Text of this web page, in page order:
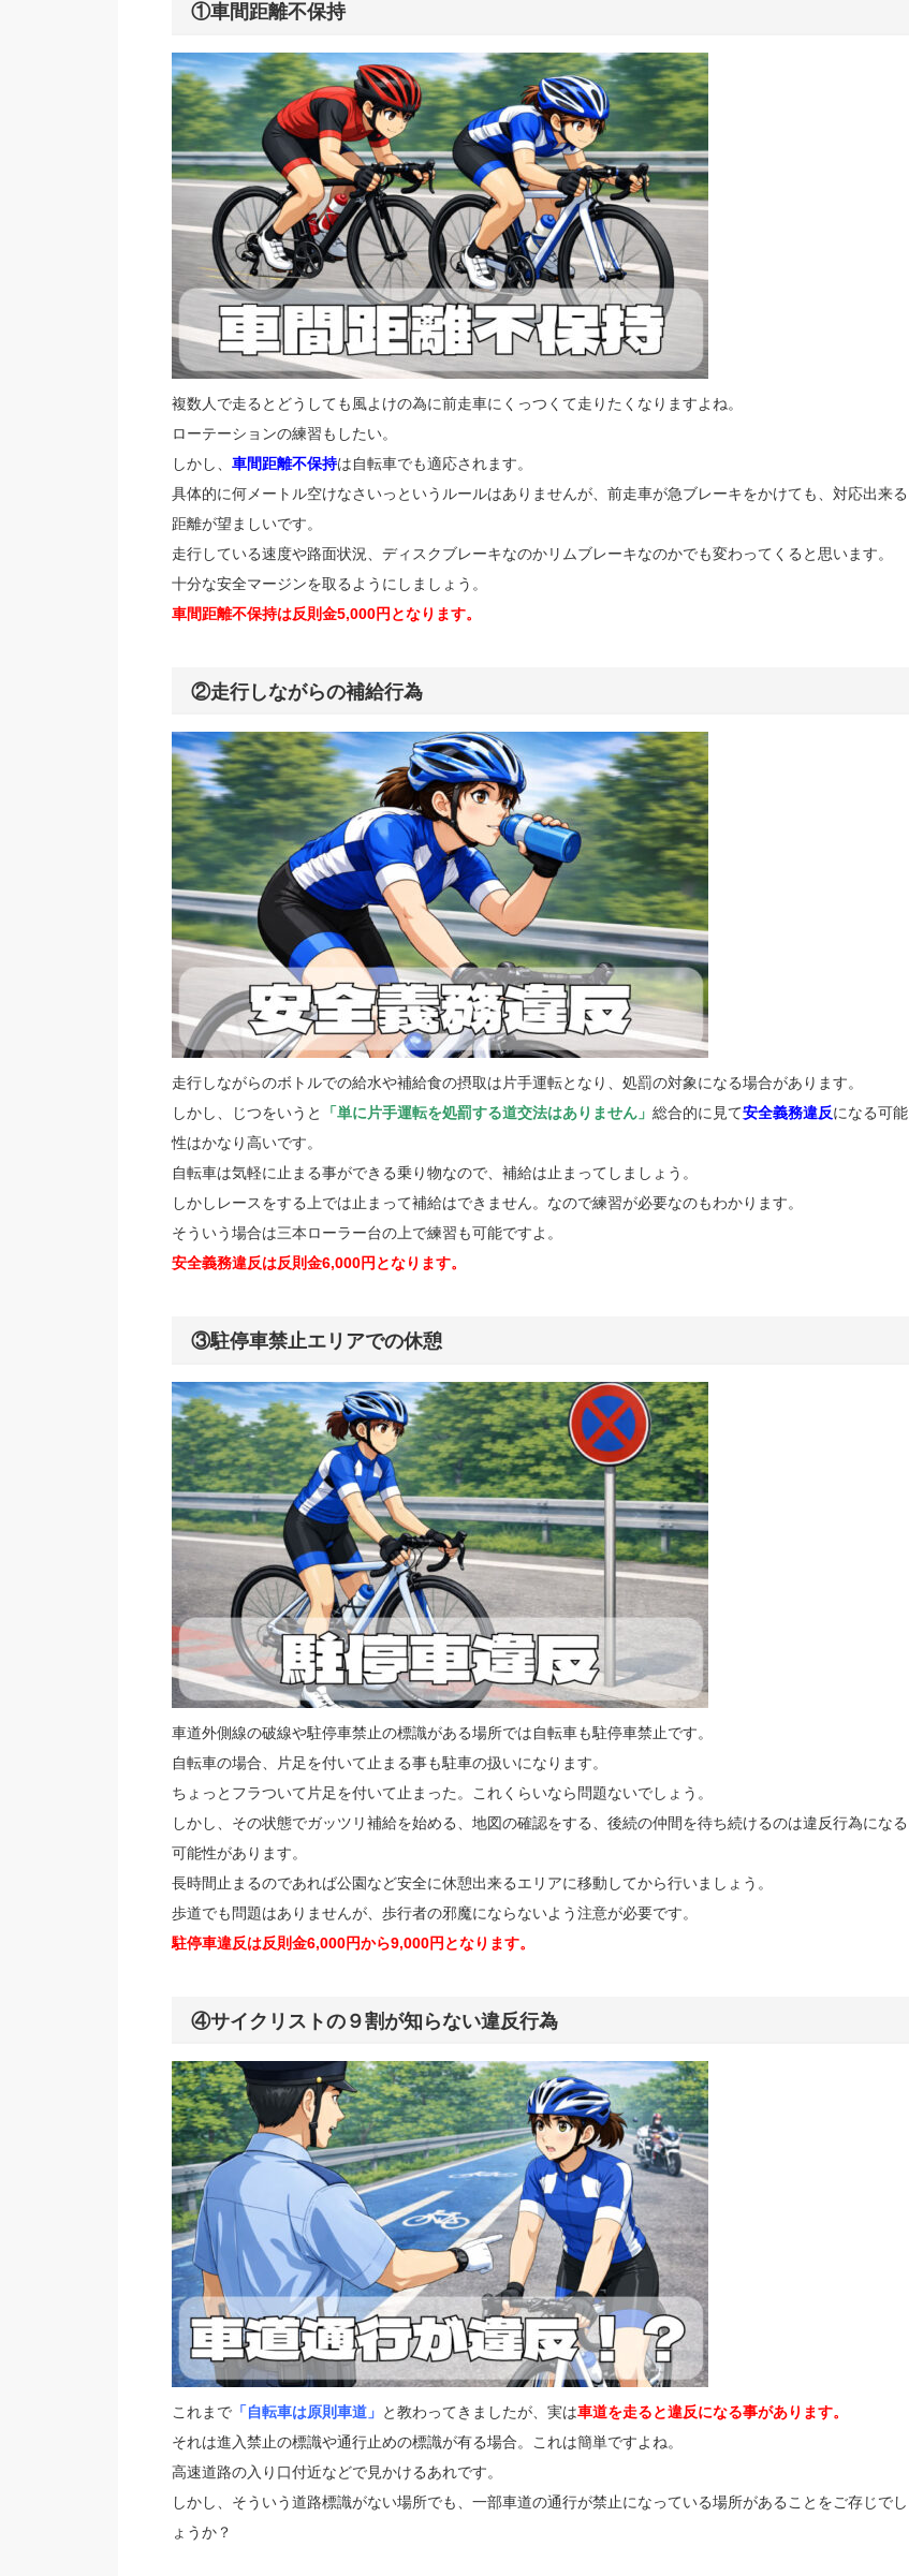
①車間距離不保持
複数人で走るとどうしても風よけの為に前走車にくっつくて走りたくなりますよね。
ローテーションの練習もしたい。
しかし、 車間距離不保持は自転車でも適応されます。
具体的に何メートル空けなさいっというルールはありませんが、前走車が急ブレーキをかけても、対応出来る
距離が望ましいです。
走行している速度や路面状況、ディスクブレーキなのかリムブレーキなのかでも変わってくると思います。
十分な安全マージンを取るようにしましょう。
車間距離不保持は反則金5,000円となります。
②走行しながらの補給行為
走行しながらのボトルでの給水や補給食の摂取は片手運転となり、処罰の対象になる場合があります。
しかし、じつをいうと
「単に片手運転を処罰する道交法はありません」 総合的に見て安全義務違反になる可能
性はかなり高いです。
自転車は気軽に止まる事ができる乗り物なので、補給は止まってしましょう。
しかしレースをする上では止まって補給はできません。なので練習が必要なのもわかります。
そういう場合は三本ローラー台の上で練習も可能ですよ。
安全義務違反は反則金6,000円となります。
③駐停車禁止エリアでの休憩
車道外側線の破線や駐停車禁止の標識がある場所では自転車も駐停車禁止です。
自転車の場合、片足を付いて止まる事も駐車の扱いになります。
ちょっとフラついて片足を付いて止まった。これくらいなら問題ないでしょう。
しかし、その状態でガッツリ補給を始める、地図の確認をする、後続の仲間を待ち続けるのは違反行為になる
可能性があります。
長時間止まるのであれば公園など安全に休憩出来るエリアに移動してから行いましょう。
歩道でも問題はありませんが、歩行者の邪魔にならないよう注意が必要です。
駐停車違反は反則金6,000円から9,000円となります。
④サイクリストの９割が知らない違反行為
これまで「自転車は原則車道」 と教わってきましたが、実は車道を走ると違反になる事があります。
それは進入禁止の標識や通行止めの標識が有る場合。これは簡単ですよね。
高速道路の入り口付近などで見かけるあれです。
しかし、そういう道路標識がない場所でも、一部車道の通行が禁止になっている場所があることをご存じでし
ょうか？